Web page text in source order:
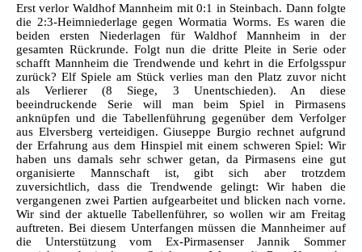
Erst verlor Waldhof Mannheim mit 0:1 in Steinbach. Dann folgte
die 2:3-Heimniederlage gegen Wormatia Worms. Es waren die
beiden ersten Niederlagen für Waldhof Mannheim in der
gesamten Rückrunde. Folgt nun die dritte Pleite in Serie oder
schafft Mannheim die Trendwende und kehrt in die Erfolgsspur
zurück? Elf Spiele am Stück verlies man den Platz zuvor nicht
als Verlierer (8 Siege, 3 Unentschieden). An diese
beeindruckende Serie will man beim Spiel in Pirmasens
anknüpfen und die Tabellenführung gegenüber dem Verfolger
aus Elversberg verteidigen. Giuseppe Burgio rechnet aufgrund
der Erfahrung aus dem Hinspiel mit einem schweren Spiel: Wir
haben uns damals sehr schwer getan, da Pirmasens eine gut
organisierte Mannschaft ist, gibt sich aber trotzdem
zuversichtlich, dass die Trendwende gelingt:
Wir haben die
vergangenen zwei Partien aufgearbeitet und blicken nach vorne.
Wir sind der aktuelle Tabellenführer, so wollen wir am Freitag
auftreten. Bei diesem Unterfangen müssen die Mannheimer auf
die Unterstützung vom Ex-Pirmasenser Jannik Sommer